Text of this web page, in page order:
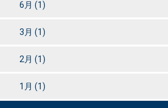
6月 (1)
3月 (1)
2月 (1)
1月 (1)